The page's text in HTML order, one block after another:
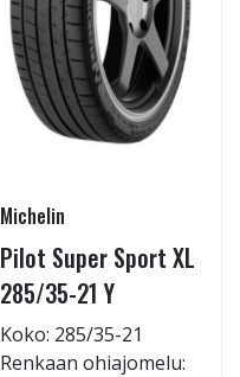
Michelin
Pilot Super Sport XL
285/35-21 Y
Koko: 285/35-21
Renkaan ohiajomelu: